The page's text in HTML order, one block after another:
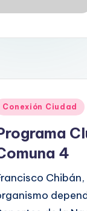
Conexión Ciudad
4